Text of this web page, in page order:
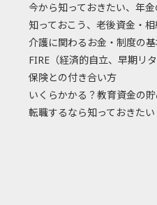
今から知っておきたい、年
知っておこう、老後資金・
介護に関わるお金・制度の
FIRE（経済的自立、早期リタ
保険との付き合い方
いくらかかる？教育資金の
転職するなら知っておきたい